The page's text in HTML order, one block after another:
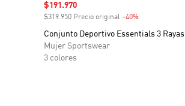
Precio de venta
$191.970
$319.950 Precio original -40%
Conjunto Deportivo Essentials 3 Rayas
Mujer Sportswear
3 colores